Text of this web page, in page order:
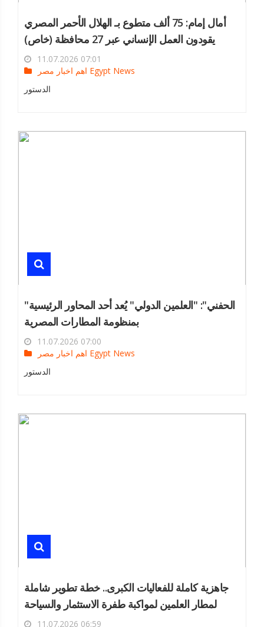
أمال إمام: 75 ألف متطوع بـ الهلال الأحمر المصري
يقودون العمل الإنساني عبر 27 محافظة (خاص)
11.07.2026 07:01
اهم اخبار مصر Egypt News
الدستور
"الحفني": "العلمين الدولي" يُعد أحد المحاور الرئيسية
بمنظومة المطارات المصرية
11.07.2026 07:00
اهم اخبار مصر Egypt News
الدستور
جاهزية كاملة للفعاليات الكبرى.. خطة تطوير شاملة
لمطار العلمين لمواكبة طفرة الاستثمار والسياحة
11.07.2026 06:59